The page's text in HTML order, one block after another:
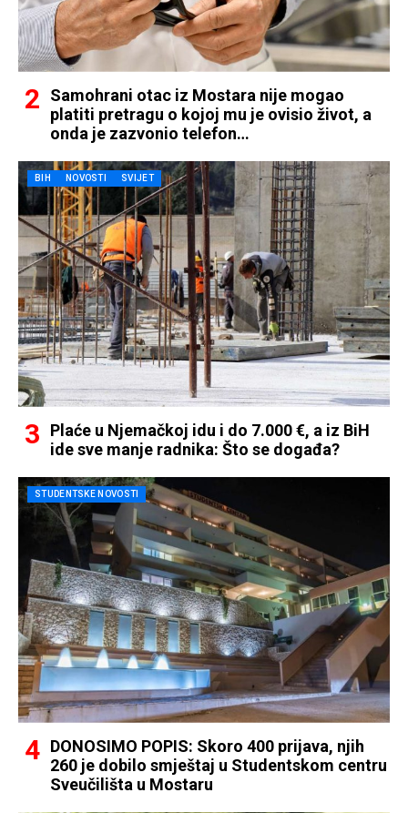
Samohrani otac iz Mostara nije mogao
platiti pretragu o kojoj mu je ovisio život, a
onda je zazvonio telefon…
BIH NOVOSTI SVIJET
Plaće u Njemačkoj idu i do 7.000 €, a iz BiH
ide sve manje radnika: Što se događa?
STUDENTSKE NOVOSTI
DONOSIMO POPIS: Skoro 400 prijava, njih
260 je dobilo smještaj u Studentskom centru
Sveučilišta u Mostaru